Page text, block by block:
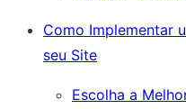
Como Implementar
seu Site
Escolha a